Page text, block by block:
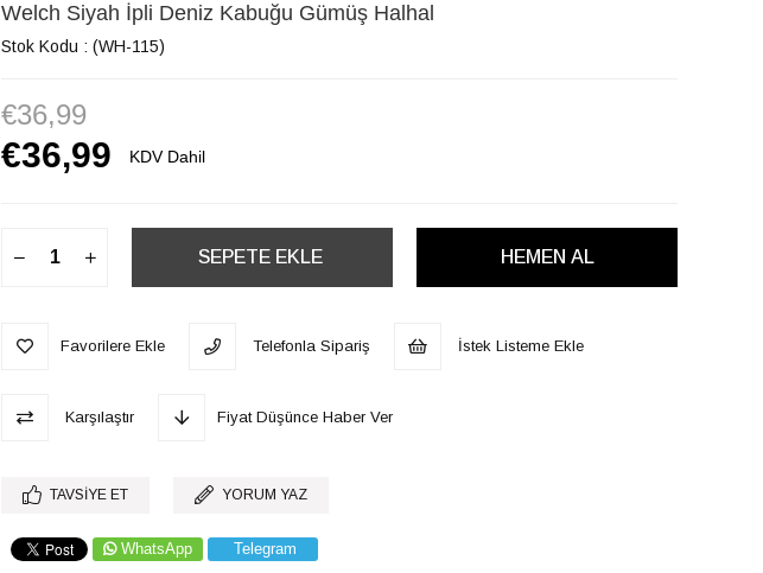
​​Welch Siyah İpli Deniz Kabuğu Gümüş Halhal
Stok Kodu (WH-115)
€36,99
KDV Dahil
€36,99
Favorilere Ekle Telefonla Sipariş İstek Listeme Ekle
Karşılaştır Fiyat Düşünce Haber Ver
TAVSIYE ET YORUM YAZ
WhatsApp Telegram